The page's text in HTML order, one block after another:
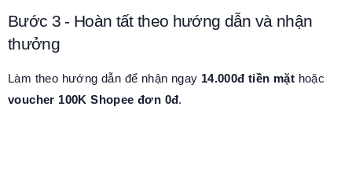
Bước 3 - Hoàn tất theo hướng dẫn và nhận
thưởng
Làm theo hướng dẫn để nhận ngay 14.000đ tiền mặt hoặc
voucher 100K Shopee đơn 0đ.